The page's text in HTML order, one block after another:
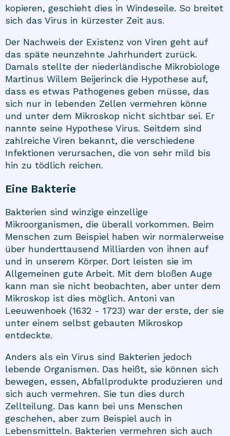
kopieren, geschieht dies in Windeseile. So breitet
sich das Virus in kürzester Zeit aus.
Der Nachweis der Existenz von Viren geht auf
das späte neunzehnte Jahrhundert zurück.
Damals stellte der niederländische Mikrobiologe
Martinus Willem Beijerinck die Hypothese auf,
dass es etwas Pathogenes geben müsse, das
sich nur in lebenden Zellen vermehren könne
und unter dem Mikroskop nicht sichtbar sei. Er
nannte seine Hypothese Virus. Seitdem sind
zahlreiche Viren bekannt, die verschiedene
Infektionen verursachen, die von sehr mild bis
hin zu tödlich reichen.
Eine Bakterie
Bakterien sind winzige einzellige
Mikroorganismen, die überall vorkommen. Beim
Menschen zum Beispiel haben wir normalerweise
über hunderttausend Milliarden von ihnen auf
und in unserem Körper. Dort leisten sie im
Allgemeinen gute Arbeit. Mit dem bloßen Auge
kann man sie nicht beobachten, aber unter dem
Mikroskop ist dies möglich. Antoni van
Leeuwenhoek (1632 - 1723) war der erste, der sie
unter einem selbst gebauten Mikroskop
entdeckte.
Anders als ein Virus sind Bakterien jedoch
lebende Organismen. Das heißt, sie können sich
bewegen, essen, Abfallprodukte produzieren und
sich auch vermehren. Sie tun dies durch
Zellteilung. Das kann bei uns Menschen
geschehen, aber zum Beispiel auch in
Lebensmitteln. Bakterien vermehren sich auch